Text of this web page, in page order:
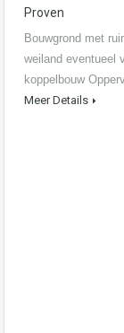
Proven
Bouwgrond met
weiland eventueel
koppelbouw
Meer Details